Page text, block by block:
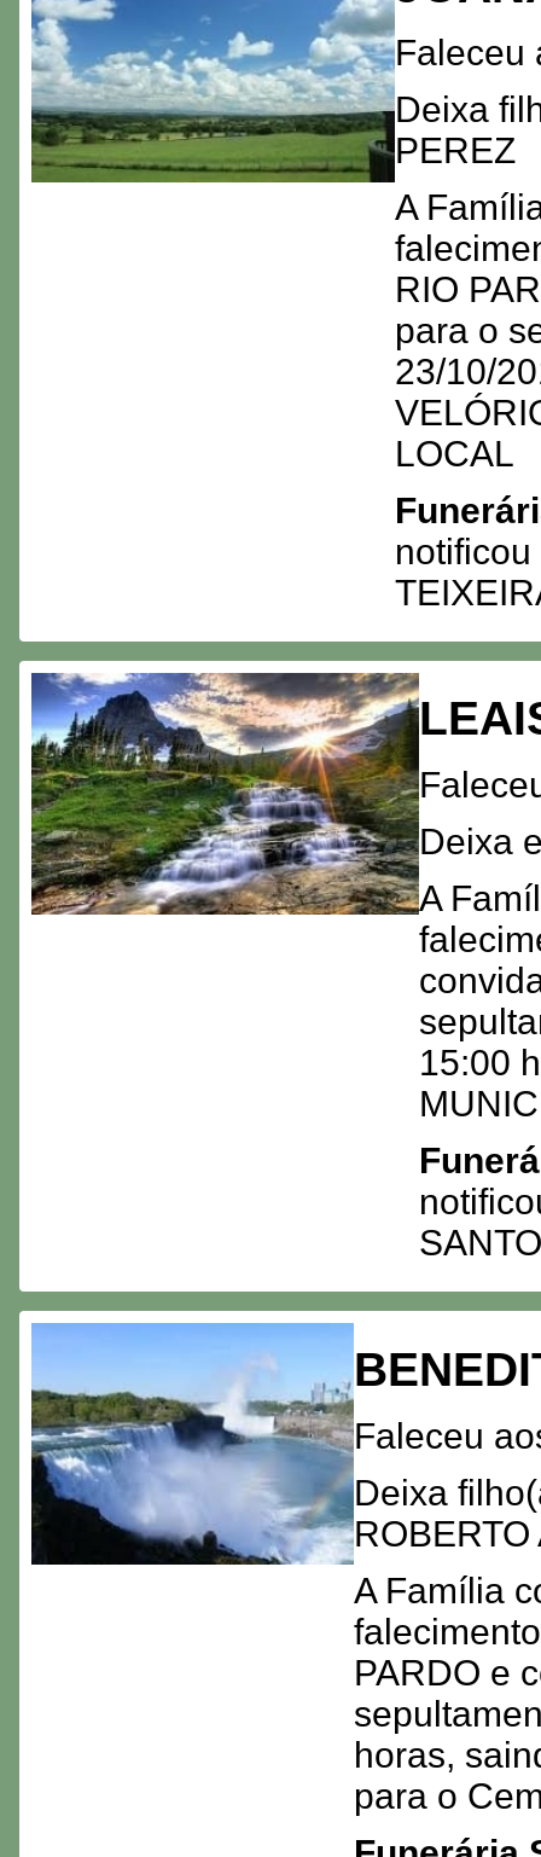
Faleceu
Deixa
PEREZ
A
RIO
para o
23/10/
LOCAL
Deixa
A
15:00
Faleceu
Deixa
A Família
PARDO e
horas,
para o